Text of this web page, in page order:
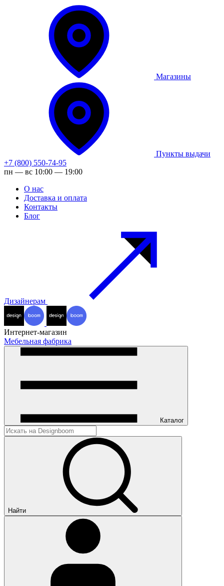
Магазины
Пункты выдачи
+7 (800) 550-74-95
пн — вс 10:00 — 19:00
О нас
Доставка и оплата
Контакты
Блог
Дизайнерам
Интернет-магазин
Мебельная фабрика
Каталог
Найти